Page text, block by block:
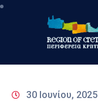
Περιφέρεια
30 Ιουνίου, 2025